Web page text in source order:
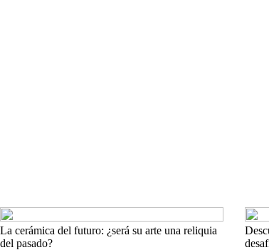
La cerámica del futuro: ¿será su arte una reliquia
del pasado?